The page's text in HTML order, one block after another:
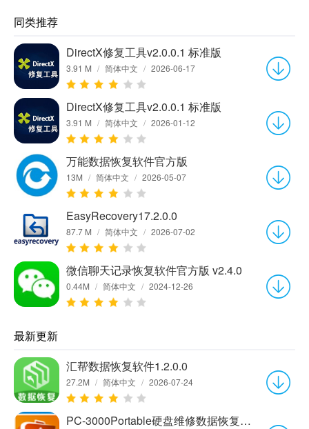
同类推荐
DirectX修复工具v2.0.0.1 标准版
3.91 M / 简体中文 / 2026-06-17
DirectX修复工具v2.0.0.1 标准版
3.91 M / 简体中文 / 2026-01-12
万能数据恢复软件官方版
13M / 简体中文 / 2026-05-07
EasyRecovery17.2.0.0
87.7 M / 简体中文 / 2026-07-02
微信聊天记录恢复软件官方版 v2.4.0
0.44M / 简体中文 / 2024-12-26
最新更新
汇帮数据恢复软件1.2.0.0
27.2M / 简体中文 / 2026-07-24
PC-3000Portable硬盘维修数据恢复软件7.8.21官方中文版